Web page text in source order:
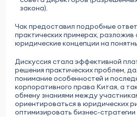
закона).
Чак предоставил подробные
практических примерах,
юридические концепции на
Дискуссия стала эффективной
решения практических проблем,
понимание особенностей и
корпоративного права Китая, а
обмену знаниями между
ориентироваться в юридических
оптимизировать бизнес-